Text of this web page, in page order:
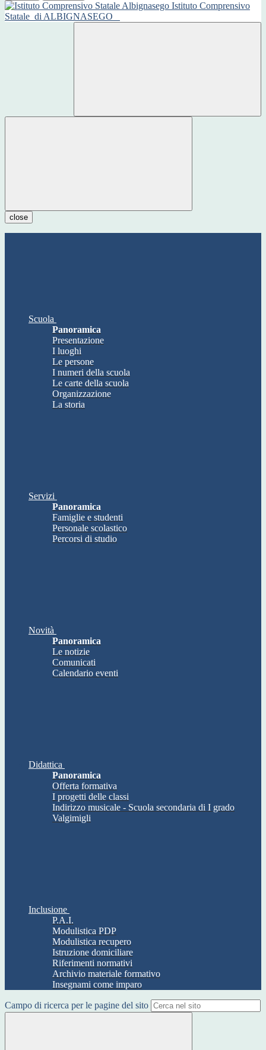
Istituto Comprensivo
Statale di ALBIGNASEGO
close
Scuola
Panoramica
Presentazione
I luoghi
Le persone
I numeri della scuola
Le carte della scuola
Organizzazione
La storia
Servizi
Panoramica
Famiglie e studenti
Personale scolastico
Percorsi di studio
Novità
Panoramica
Le notizie
Comunicati
Calendario eventi
Didattica
Panoramica
Offerta formativa
I progetti delle classi
Indirizzo musicale - Scuola secondaria di I grado
Valgimigli
Inclusione
P.A.I.
Modulistica PDP
Modulistica recupero
Istruzione domiciliare
Riferimenti normativi
Archivio materiale formativo
Insegnami come imparo
Campo di ricerca per le pagine del sito